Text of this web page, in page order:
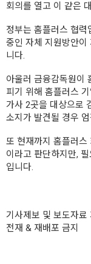
회의를 열고 이 같은
정부는 홈플러스 협
중인 자체 지원방안이
니다.
아울러 금융감독원이
피기 위해 홈플러스
가사 2곳을 대상으로
소지가 발견될 경우
또 현재까지 홈플러스
이라고 판단하지만,
입니다.
기사제보 및 보도자료
전재 & 재배포 금지